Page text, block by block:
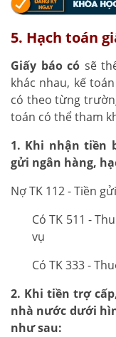
5. Hạch toán
Giấy báo có sẽ
khác nhau, kế
có theo từng
toán có thể tham
1. Khi nhận tiền
gửi ngân hàng,
Nợ TK 112 - Tiền
Có TK 511 -
vụ
Có TK 333 -
2. Khi tiền trợ
nhà nước dưới
như sau: